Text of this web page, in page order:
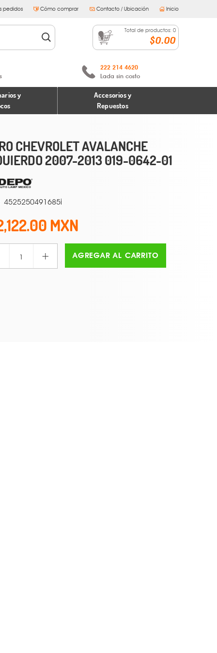
pedidos Cómo comprar Contacto / Ubicación Inicio
Total de productos: 0
$0.00
222 214 4620
Lada sin costo
y
Accesorios y
Repuestos
CHEVROLET AVALANCHE
2007-2013 019-0642-01
4525250491685i
+ AGREGAR AL CARRITO